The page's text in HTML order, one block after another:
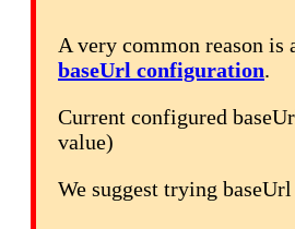
A very common reason is
baseUrl configuration.
Current configured
value)
We suggest trying